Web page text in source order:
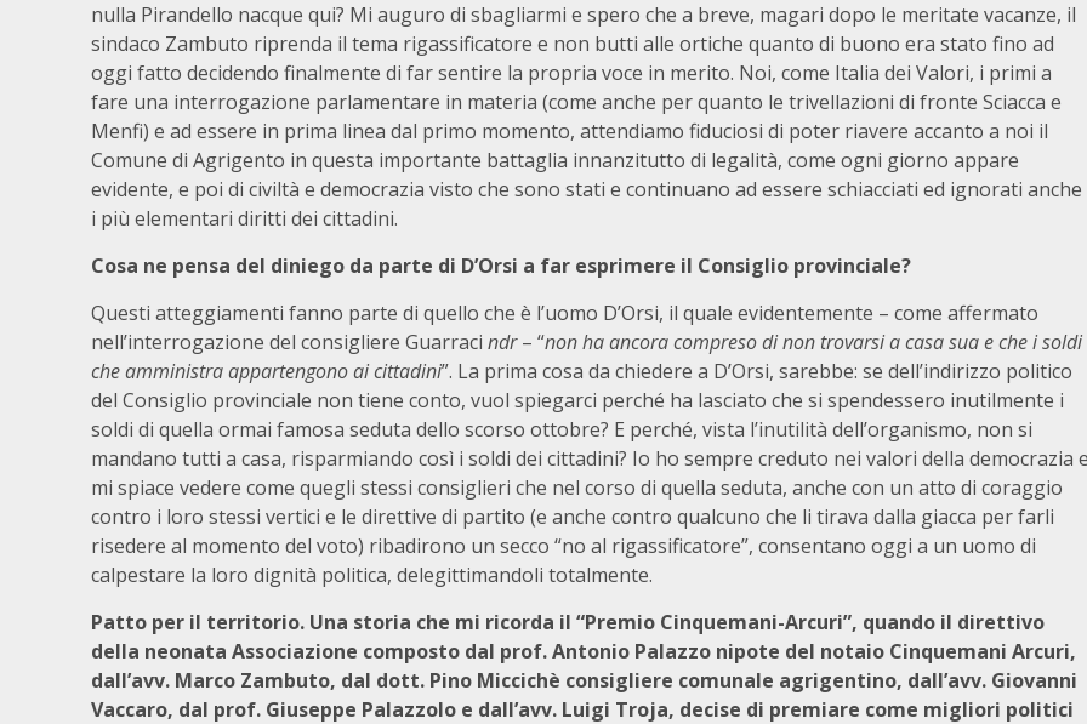
nulla Pirandello nacque qui? Mi auguro di sbagliarmi e spero che a breve, magari dopo le meritate vacanze, il
sindaco Zambuto riprenda il tema rigassificatore e non butti alle ortiche quanto di buono era stato fino ad
oggi fatto decidendo finalmente di far sentire la propria voce in merito. Noi, come Italia dei Valori, i primi a
fare una interrogazione parlamentare in materia (come anche per quanto le trivellazioni di fronte Sciacca e
Menfi) e ad essere in prima linea dal primo momento, attendiamo fiduciosi di poter riavere accanto a noi il
Comune di Agrigento in questa importante battaglia innanzitutto di legalità, come ogni giorno appare
evidente, e poi di civiltà e democrazia visto che sono stati e continuano ad essere schiacciati ed ignorati anche
i più elementari diritti dei cittadini.
Cosa ne pensa del diniego da parte di D’Orsi a far esprimere il Consiglio provinciale?
Questi atteggiamenti fanno parte di quello che è l’uomo D’Orsi, il quale evidentemente – come affermato
nell’interrogazione del consigliere Guarraci ndr– “non ha ancora compreso di non trovarsi a casa sua e che i soldi
che amministra appartengono ai cittadini”. La prima cosa da chiedere a D’Orsi, sarebbe: se dell’indirizzo politico
del Consiglio provinciale non tiene conto, vuol spiegarci perché ha lasciato che si spendessero inutilmente i
soldi di quella ormai famosa seduta dello scorso ottobre? E perché, vista l’inutilità dell’organismo, non si
mandano tutti a casa, risparmiando così i soldi dei cittadini? Io ho sempre creduto nei valori della democrazia
mi spiace vedere come quegli stessi consiglieri che nel corso di quella seduta, anche con un atto di coraggio
contro i loro stessi vertici e le direttive di partito (e anche contro qualcuno che li tirava dalla giacca per farli
risedere al momento del voto) ribadirono un secco “no al rigassificatore”, consentano oggi a un uomo di
calpestare la loro dignità politica, delegittimandoli totalmente.
Patto per il territorio. Una storia che mi ricorda il “Premio Cinquemani-Arcuri”, quando il direttivo
della neonata Associazione composto dal prof. Antonio Palazzo nipote del notaio Cinquemani Arcuri,
dall’avv. Marco Zambuto, dal dott. Pino Miccichè consigliere comunale agrigentino, dall’avv. Giovanni
Vaccaro, dal prof. Giuseppe Palazzolo e dall’avv. Luigi Troja, decise di premiare come migliori politici